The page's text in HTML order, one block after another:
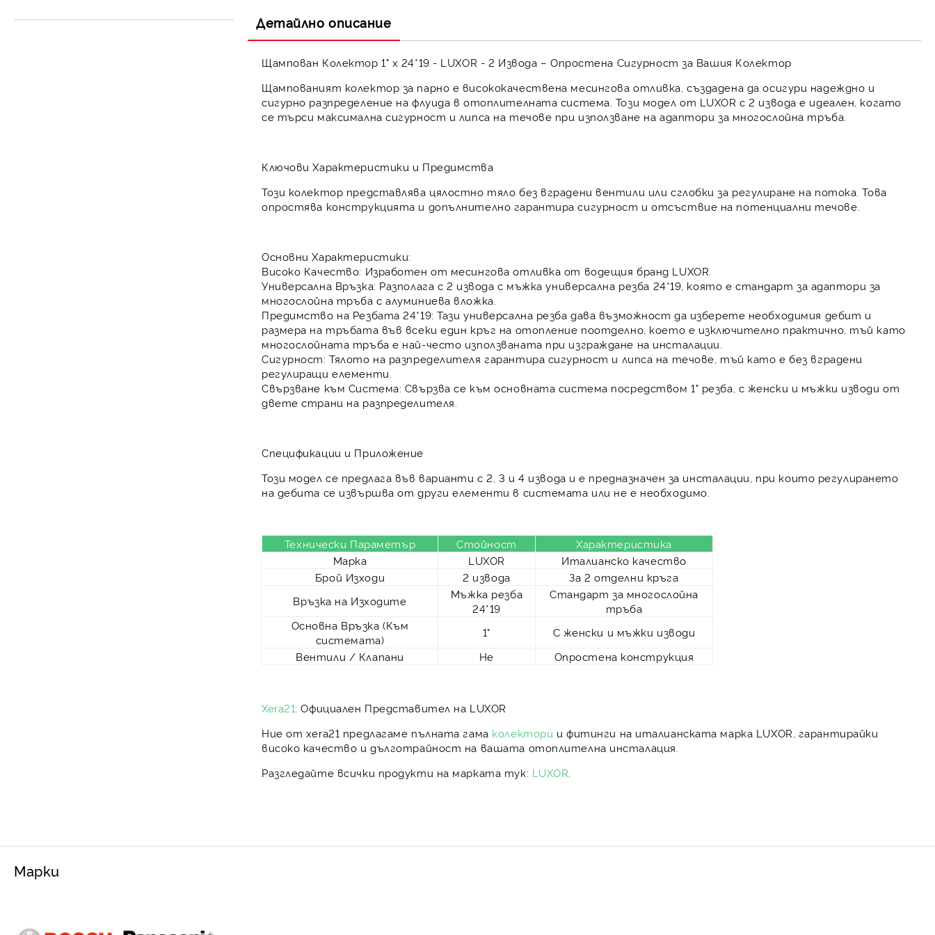
затворена система
Детайлно описание
Щампован Колектор 1" х 24*19 - LUXOR - 2 Извода – Опростена Сигурност за Вашия Колектор
Щампованият колектор за парно е висококачествена месингова отливка , създадена да осигури надеждно и
сигурно разпределение на флуида в отоплителната система. Този модел от LUXOR с2 извода е идеален, когато
се търси максимална сигурност и липса на течове при използване на адаптори за многослойна тръба
Ключови Характеристики и Предимства
Този колектор представлява цялостно тяло без вградени вентили или сглобки за регулиране на потока. Това
опростява конструкцията и допълнително гарантира сигурност иотсъствие на потенциални течове
Основни Характеристики:
Високо Качество: Изработен от месингова отливка от водещия бранд LUXOR
Универсална Връзка: Разполага с 2 извода с мъжка универсална резба 24*19 , която е стандарт за адаптори за
многослойна тръба с алуминиева вложка
Предимство на Резбата 24*19: Тази универсална резба дава възможност да изберете необходимия дебит и
размера на тръбата във всеки един кръг на отопление поотделно, което е изключително практично, тъй като
многослойната тръба е най-често използваната при изграждане на инсталации.
Сигурност: Тялото на разпределителя гарантира сигурност и липса на течове , тъй като е без вградени
регулиращи елементи.
Свързване към Система: Свързва се към основната система посредством1" резба , с женски и мъжки изводи от
двете страни на разпределителя.
Спецификации и Приложение
Този модел се предлага във варианти с 2, 3 и 4 извода и е предназначен за инсталации, при които регулирането
на дебита се извършва от други елементи в системата или не е необходимо.
Технически Параметър Стойност
Характеристика
Марка
LUXOR
Италианско качество
Брой Изходи
2 извода
За 2 отделни кръга
Връзка на Изходите
Мъжка резба
24*19
Стандарт за многослойна
тръба
Основна Връзка (Към
системата)
1"
С женски и мъжки изводи
Вентили / Клапани
Не Опростена конструкция
Xera21: Официален Представител на LUXOR
Ние от xera21 предлагаме пълната гама колектори и фитинги на италианската марка LUXOR , гарантирайки
високо качество идълготрайност на вашата отоплителна инсталация.
Разгледайте всички продукти на марката тук: LUXOR
Марки